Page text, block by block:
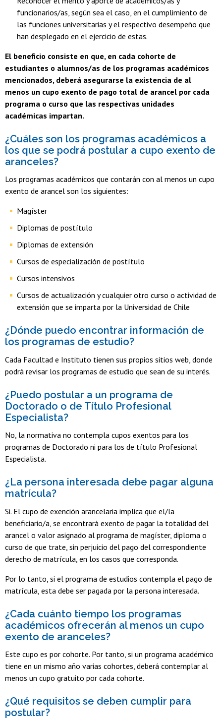
funcionarios/as, según sea el caso, en el cumplimiento de
las funciones universitarias y el respectivo desempeño que
han desplegado en el ejercicio de estas.
El beneficio consiste en que, en cada cohorte de
estudiantes o alumnos/as de los programas académicos
mencionados, deberá asegurarse la existencia de al
menos un cupo exento de pago total de arancel por cada
programa o curso que las respectivas unidades
académicas impartan.
¿Cuáles son los programas académicos a
los que se podrá postular a cupo exento de
aranceles?
Los programas académicos que contarán con al menos un cupo
exento de arancel son los siguientes:
Magíster
Diplomas de postítulo
Diplomas de extensión
Cursos de especialización de postítulo
Cursos intensivos
Cursos de actualización y cualquier otro curso o actividad de
extensión que se imparta por la Universidad de Chile
¿Dónde puedo encontrar información de
los programas de estudio?
Cada Facultad e Instituto tienen sus propios sitios web, donde
podrá revisar los programas de estudio que sean de su interés.
¿Puedo postular a un programa de
Doctorado o de Título Profesional
Especialista?
No, la normativa no contempla cupos exentos para los
programas de Doctorado ni para los de título Profesional
Especialista.
¿La persona interesada debe pagar alguna
matrícula?
Si. El cupo de exención arancelaria implica que el/la
beneficiario/a, se encontrará exento de pagar la totalidad del
arancel o valor asignado al programa de magíster, diploma o
curso de que trate, sin perjuicio del pago del correspondiente
derecho de matrícula, en los casos que corresponda.
Por lo tanto, si el programa de estudios contempla el pago de
matrícula, esta debe ser pagada por la persona interesada.
¿Cada cuánto tiempo los programas
académicos ofrecerán al menos un cupo
exento de aranceles?
Este cupo es por cohorte. Por tanto, si un programa académico
tiene en un mismo año varias cohortes, deberá contemplar al
menos un cupo gratuito por cada cohorte.
¿Qué requisitos se deben cumplir para
postular?